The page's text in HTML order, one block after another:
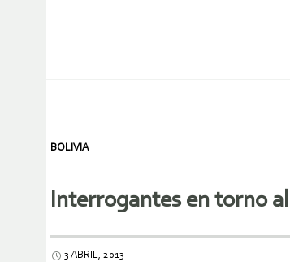
BOLIVIA
Interrogantes en torno
3 ABRIL, 2013